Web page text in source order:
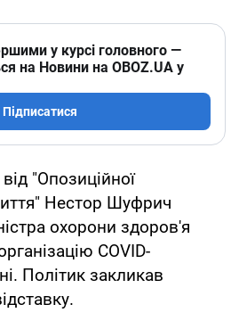
у курсі головного —
на Новини на OBOZ.UA у
Підписатися
"Опозиційної
Нестор Шуфрич
охорони здоров'я
COVID-
Політик закликав